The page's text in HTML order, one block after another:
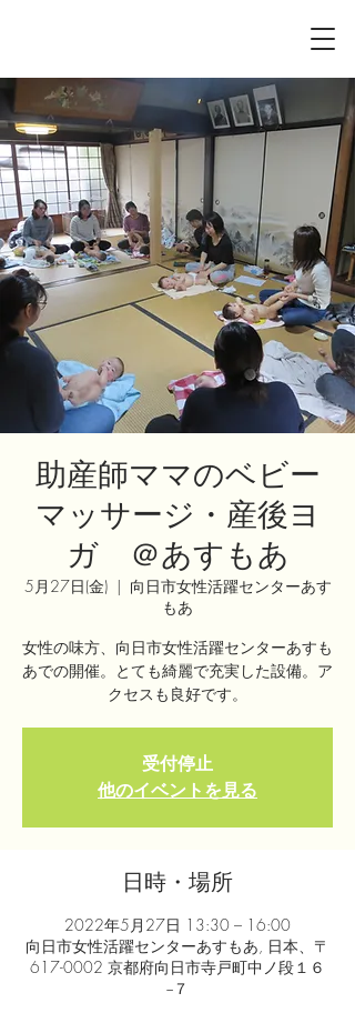
助産師ママのベビー
マッサージ・産後ヨ
ガ ＠あすもあ
5月27日(金)
  |
向日市女性活躍センターあす
もあ
女性の味方、向日市女性活躍センターあすも
あでの開催。とても綺麗で充実した設備。ア
クセスも良好です。
受付停止
他のイベントを見る
日時・場所
2022年5月27日 13:30 – 16:00
向日市女性活躍センターあすもあ, 日本、〒
617-0002 京都府向日市寺戸町中ノ段１６
−７